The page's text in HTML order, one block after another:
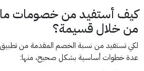
كيف أستفيد من خصومات
من خلال قسيمة؟
لكي تستفيد من نسبة الخصم المقدمة من
عدة خطوات أساسية بشكل صحيح، منها: